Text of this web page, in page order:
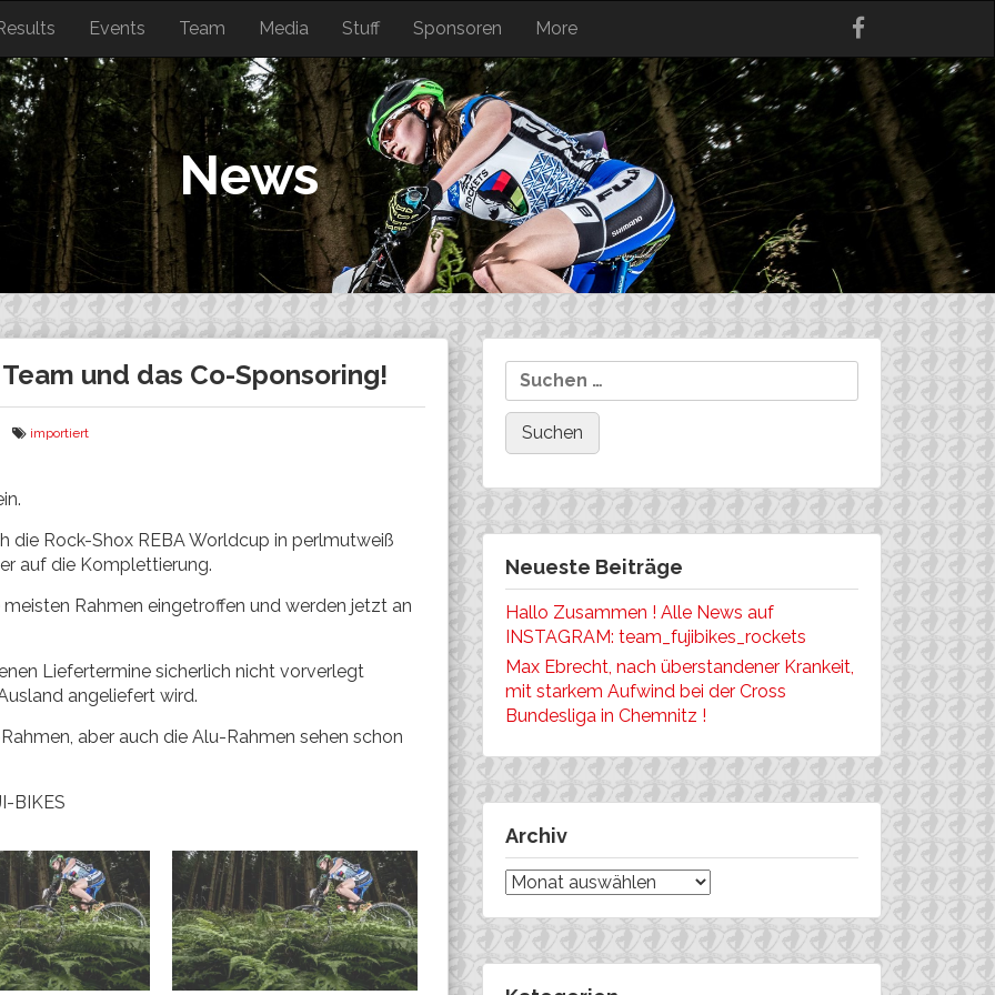
Events Team Media Stuff Sponsoren More
News
und das Co-Sponsoring!
importiert
die Rock-Shox REBA Worldcup in perlmutweiß
auf die Komplettierung.
Rahmen eingetroffen und werden jetzt an
Liefertermine sicherlich nicht vorverlegt
angeliefert wird.
aber auch die Alu-Rahmen sehen schon
BIKES
Suchen
nach:
Neueste Beiträge
Hallo Zusammen ! Alle News auf
INSTAGRAM: team_fujibikes_rockets
Max Ebrecht, nach überstandener Krankeit,
mit starkem Aufwind bei der Cross
Bundesliga in Chemnitz !
Archiv
Archiv